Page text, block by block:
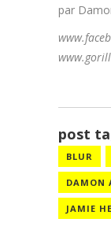
par
post
BLUR
DAMON
JAMIE